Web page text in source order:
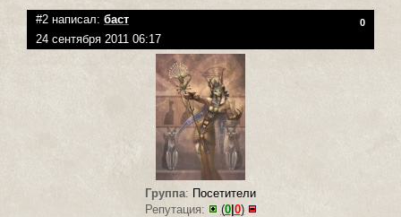
#2 написал: баст 0
24 сентября 2011 06:17
Группа: Посетители
Репутация:
(0| 0)